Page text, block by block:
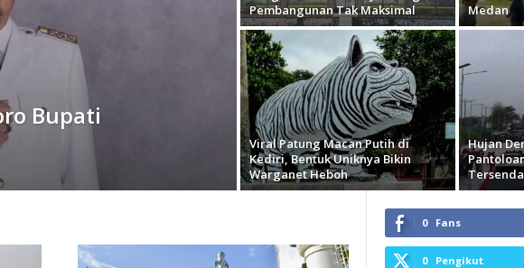
Bupati
Pembangunan Tak Maksimal
Medan
Viral Patung Macan Putih di
Kediri, Bentuk Uniknya Bikin
Warganet Heboh
Hujan
0 Fans
0 Pengikut